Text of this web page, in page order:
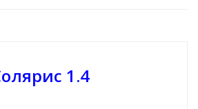
1.4